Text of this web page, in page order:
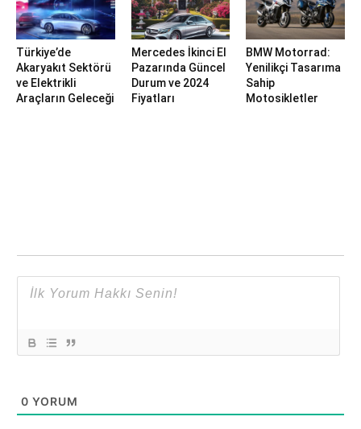
Türkiye’de
Akaryakıt Sektörü
ve Elektrikli
Araçların Geleceği
Mercedes İkinci El
Pazarında Güncel
Durum ve 2024
Fiyatları
BMW Motorrad:
Yenilikçi Tasarıma
Sahip
Motosikletler
0 YORUM